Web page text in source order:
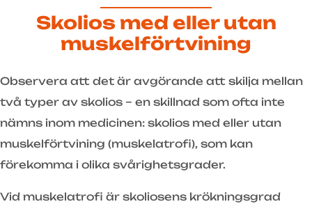
Skolios med eller utan
muskelförtvining
Observera att det är avgörande att skilja mellan
två typer av skolios – en skillnad som ofta inte
nämns inom medicinen: skolios med eller utan
muskelförtvining (muskelatrofi), som kan
förekomma i olika svårighetsgrader.
Vid muskelatrofi är skoliosens krökningsgrad